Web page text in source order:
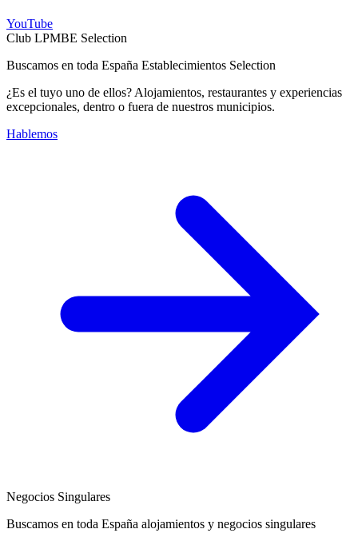
YouTube
Club LPMBE Selection
Buscamos en toda España Establecimientos Selection
¿Es el tuyo uno de ellos? Alojamientos, restaurantes y experiencias
excepcionales, dentro o fuera de nuestros municipios.
Hablemos
Negocios Singulares
Buscamos en toda España alojamientos y negocios singulares